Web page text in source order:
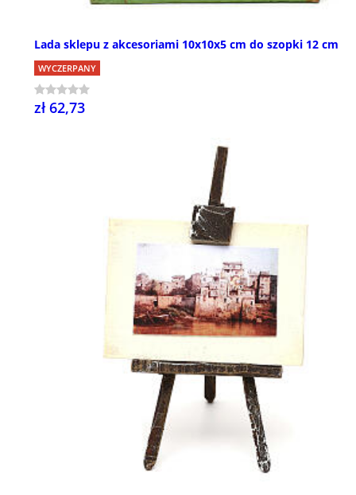
Lada sklepu z akcesoriami 10x10x5 cm do szopki 12 cm
WYCZERPANY
zł 62,73